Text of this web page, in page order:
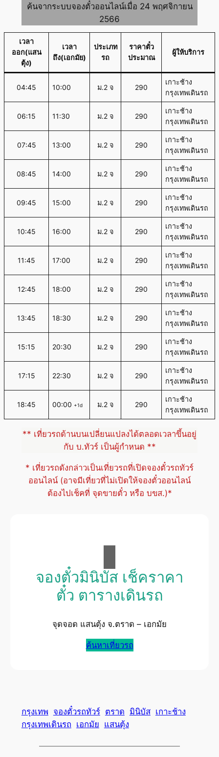
ค้นจากระบบจองตั๋วออนไลน์เมื่อ 24 พฤศจิกายน
2566
เวลา
ออก(แสน
ตุ้ง)
เวลา
ถึง(เอกมัย)
ประเภท
รถ
ราคาตั๋ว
ประมาณ
ผู้ให้บริการ
04:45 10:00 ม.2 จ 290
เกาะช้าง
กรุงเทพเดินรถ
06:15 11:30 ม.2 จ 290
เกาะช้าง
กรุงเทพเดินรถ
07:45 13:00 ม.2 จ 290
เกาะช้าง
กรุงเทพเดินรถ
08:45 14:00 ม.2 จ 290
เกาะช้าง
กรุงเทพเดินรถ
09:45 15:00 ม.2 จ 290
เกาะช้าง
กรุงเทพเดินรถ
10:45 16:00 ม.2 จ 290
เกาะช้าง
กรุงเทพเดินรถ
11:45 17:00 ม.2 จ 290
เกาะช้าง
กรุงเทพเดินรถ
12:45 18:00 ม.2 จ 290
เกาะช้าง
กรุงเทพเดินรถ
13:45 18:30 ม.2 จ 290
เกาะช้าง
กรุงเทพเดินรถ
15:15 20:30 ม.2 จ 290
เกาะช้าง
กรุงเทพเดินรถ
17:15 22:30 ม.2 จ 290
เกาะช้าง
กรุงเทพเดินรถ
18:45 00:00 +1d ม.2 จ 290
เกาะช้าง
กรุงเทพเดินรถ
** เที่ยวรถด้านบนเปลี่ยนแปลงได้ตลอดเวลาขึ้นอยู่
กับ บ.ทัวร์ เป็นผู้กำหนด **
* เที่ยวรถดังกล่าวเป็นเที่ยวรถที่เปิดจองตั๋วรถทัวร์
ออนไลน์ (อาจมีเที่ยวที่ไม่เปิดให้จองตั๋วออนไลน์
ต้องไปเช็คที่ จุดขายตั๋ว หรือ บขส.)*
จองตั๋วมินิบัส เช็คราคา
ตั๋ว ตารางเดินรถ
จุดจอด แสนตุ้ง จ.ตราด – เอกมัย
ค้นหาเที่ยวรถ
กรุงเทพ จองตั๋วรถทัวร์ ตราด มินิบัส เกาะช้าง
กรุงเทพเดินรถ เอกมัย แสนตุ้ง